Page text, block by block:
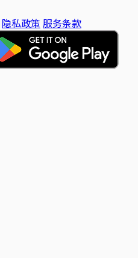
隐私政策 服务条款